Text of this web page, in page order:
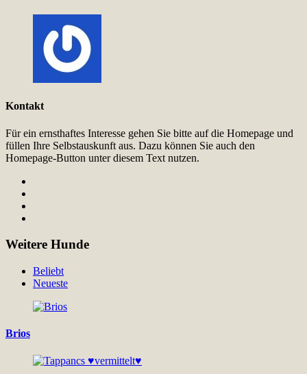
Kontakt
Für ein ernsthaftes Interesse gehen Sie bitte auf die Homepage und
füllen Ihre Selbstauskunft aus. Dazu können Sie auch den
Homepage-Button unter diesem Text nutzen.
Weitere Hunde
Beliebt
Neueste
Brios